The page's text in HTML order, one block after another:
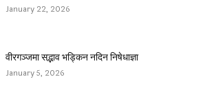
January 22, 2026
वीरगञ्जमा सद्भाव भड्किन नदिन निषेधाज्ञा
January 5, 2026